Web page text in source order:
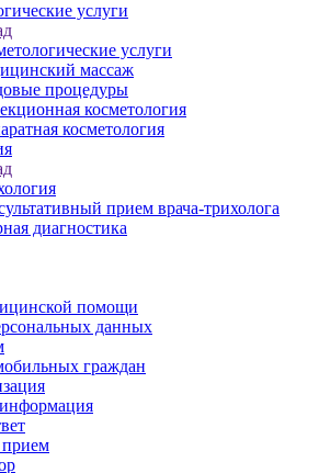
услуги
услуги
массаж
процедуры
косметология
косметология
прием врача-трихолога
диагностика
помощи
данных
граждан
прием